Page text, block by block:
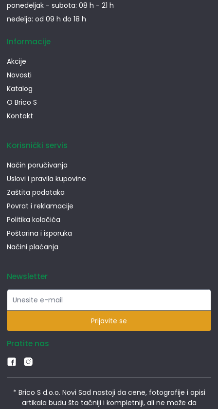
ponedeljak - subota: 08 h - 21 h
nedelja: od 09 h do 18 h
Informacije
Akcije
Novosti
Katalog
O Brico S
Kontakt
Korisnički servis
Način poručivanja
Uslovi i pravila kupovine
Zaštita podataka
Povrat i reklamacije
Politika kolačića
Poštarina i isporuka
Načini plaćanja
Newsletter
Prijavite se
Pratite nas
* Brico S d.o.o. Novi Sad nastoji da cene, fotografije i opisi
artikala budu što tačniji i kompletniji, ali ne može da